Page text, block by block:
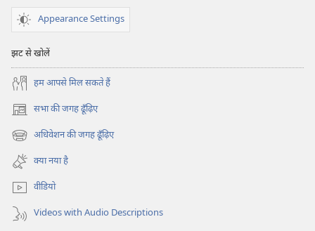
Appearance Settings
झट से खोलें
हम आपसे मिल सकते हैं
सभा की जगह ढूँढ़िए
(opens
new
window)
अधिवेशन की जगह ढूँढ़िए
(opens
new
window)
क्या नया है
वीडियो
Videos with Audio Descriptions